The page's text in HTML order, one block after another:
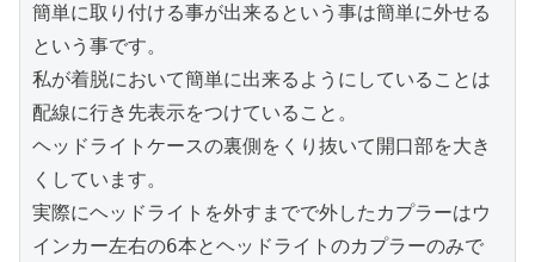
簡単に取り付ける事が出来るという事は簡単に外せる
という事です。
私が着脱において簡単に出来るようにしていることは
配線に行き先表示をつけていること。
ヘッドライトケースの裏側をくり抜いて開口部を大き
くしています。
実際にヘッドライトを外すまでで外したカプラーはウ
インカー左右の6本とヘッドライトのカプラーのみで